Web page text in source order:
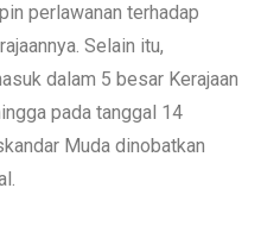
perlawanan terhadap
Selain itu,
dalam 5 besar Kerajaan
pada tanggal 14
Muda dinobatkan